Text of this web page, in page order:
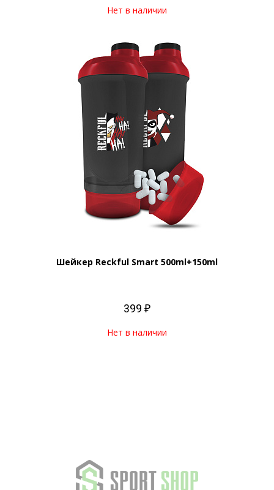
Нет в наличии
Шейкер Reckful Smart 500ml+150ml
399 ₽
Нет в наличии